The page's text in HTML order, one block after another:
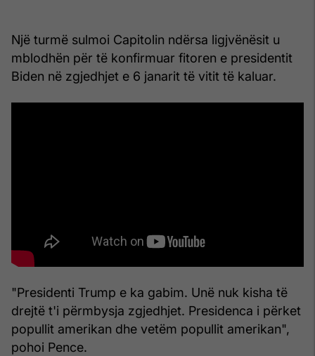
Një turmë sulmoi Capitolin ndërsa ligjvënësit u
mblodhën për të konfirmuar fitoren e presidentit
Biden në zgjedhjet e 6 janarit të vitit të kaluar.
"Presidenti Trump e ka gabim. Unë nuk kisha të
drejtë t'i përmbysja zgjedhjet. Presidenca i përket
popullit amerikan dhe vetëm popullit amerikan",
pohoi Pence.